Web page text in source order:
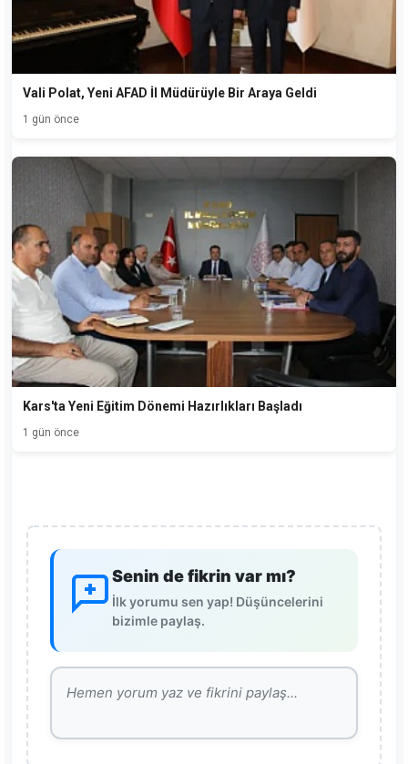
Vali Polat, Yeni AFAD İl Müdürüyle Bir Araya Geldi
1 gün önce
Kars'ta Yeni Eğitim Dönemi Hazırlıkları Başladı
1 gün önce
Senin de fikrin var mı?
İlk yorumu sen yap! Düşüncelerini
bizimle paylaş.